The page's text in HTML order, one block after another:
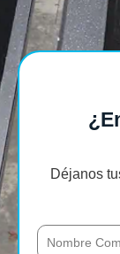
Déjanos